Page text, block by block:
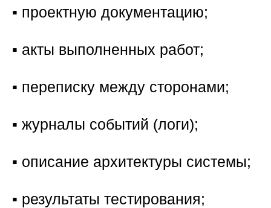
▪️ проектную документацию;
▪️ акты выполненных работ;
▪️ переписку между сторонами;
▪️ журналы событий (логи);
▪️ описание архитектуры системы;
▪️ результаты тестирования;